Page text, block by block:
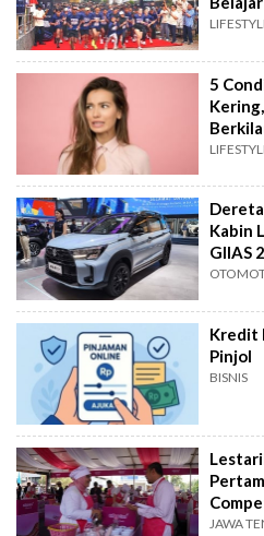
5
Kabin
GIIAS
Kredit
Pinjol
BISNIS
Baru
JAWA